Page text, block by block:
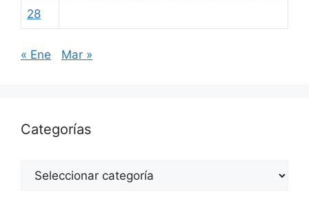
28
« Ene Mar »
Categorías
Categorías